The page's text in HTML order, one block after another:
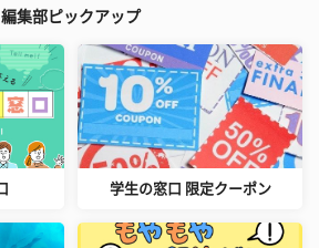
編集部ピックアップ
学生の窓口 限定クーポン